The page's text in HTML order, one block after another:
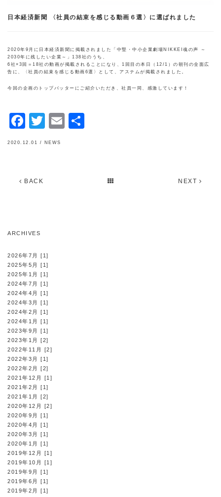
日本経済新聞 〈社員の結束を感じる動画６選〉に選ばれました
2020年9月に日本経済新聞に掲載されました「中堅・中小企業劇場NIKKEI魂の声 ～
2030年に残したい企業～」138社のうち、
6社×3回＝18社の動画が掲載されることになり、1回目の本日（12/1）の朝刊の全面広
告に、〈社員の結束を感じる動画6選〉として、アステムが掲載されました。
今回の企画のトップバッターにご紹介いただき、社員一同、感激しています！
Facebook
Twitter
Email
2020.12.01 / NEWS
BACK NEXT
ARCHIVES
2026年7月 [1]
2025年5月 [1]
2025年1月 [1]
2024年7月 [1]
2024年4月 [1]
2024年3月 [1]
2024年2月 [1]
2024年1月 [1]
2023年9月 [1]
2023年1月 [2]
2022年11月 [2]
2022年3月 [1]
2022年2月 [2]
2021年12月 [1]
2021年2月 [1]
2021年1月 [2]
2020年12月 [2]
2020年9月 [1]
2020年4月 [1]
2020年3月 [1]
2020年1月 [1]
2019年12月 [1]
2019年10月 [1]
2019年9月 [1]
2019年6月 [1]
2019年2月 [1]